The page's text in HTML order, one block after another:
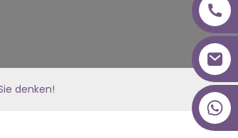
denken!